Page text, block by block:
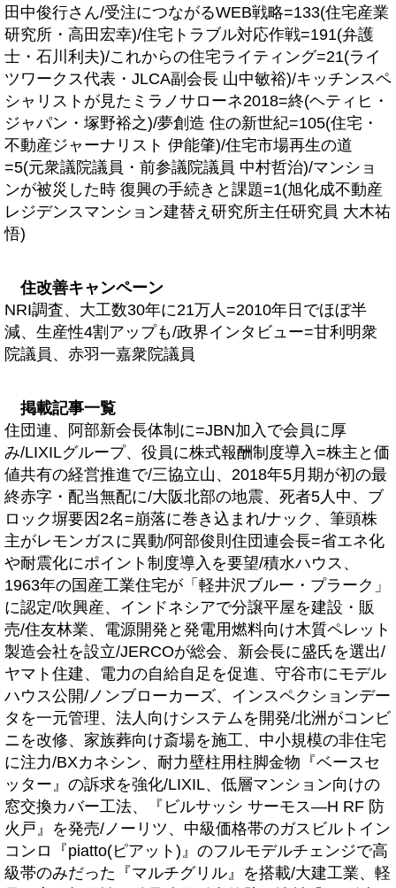
田中俊行さん/受注につながるWEB戦略=133(住宅産業
研究所・高田宏幸)/住宅トラブル対応作戦=191(弁護
士・石川利夫)/これからの住宅ライティング=21(ライ
ツワークス代表・JLCA副会長 山中敏裕)/キッチンスペ
シャリストが見たミラノサローネ2018=終(ヘティヒ・
ジャパン・塚野裕之)/夢創造 住の新世紀=105(住宅・
不動産ジャーナリスト 伊能肇)/住宅市場再生の道
=5(元衆議院議員・前参議院議員 中村哲治)/マンショ
ンが被災した時 復興の手続きと課題=1(旭化成不動産
レジデンスマンション建替え研究所主任研究員 大木祐
悟)
住改善キャンペーン
NRI調査、大工数30年に21万人=2010年日でほぼ半
減、生産性4割アップも/政界インタビュー=甘利明衆
院議員、赤羽一嘉衆院議員
掲載記事一覧
住団連、阿部新会長体制に=JBN加入で会員に厚
み/LIXILグループ、役員に株式報酬制度導入=株主と価
値共有の経営推進で/三協立山、2018年5月期が初の最
終赤字・配当無配に/大阪北部の地震、死者5人中、ブ
ロック塀要因2名=崩落に巻き込まれ/ナック、筆頭株
主がレモンガスに異動/阿部俊則住団連会長=省エネ化
や耐震化にポイント制度導入を要望/積水ハウス、
1963年の国産工業住宅が「軽井沢ブルー・プラーク」
に認定/吹興産、インドネシアで分譲平屋を建設・販
売/住友林業、電源開発と発電用燃料向け木質ペレット
製造会社を設立/JERCOが総会、新会長に盛氏を選出/
ヤマト住建、電力の自給自足を促進、守谷市にモデル
ハウス公開/ノンブローカーズ、インスペクションデー
タを一元管理、法人向けシステムを開発/北洲がコンビ
ニを改修、家族葬向け斎場を施工、中小規模の非住宅
に注力/BXカネシン、耐力壁柱用柱脚金物『ベースセ
ッター』の訴求を強化/LIXIL、低層マンション向けの
窓交換カバー工法、『ビルサッシ サーモス―H RF 防
火戸』を発売/ノーリツ、中級価格帯のガスビルトイン
コンロ『piatto(ピアット)』のフルモデルチェンジで高
級帯のみだった『マルチグリル』を搭載/大建工業、軽